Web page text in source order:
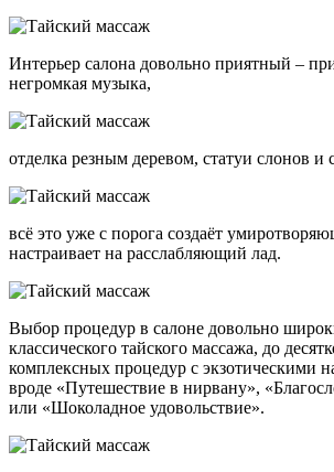
Интерьер салона довольно приятный –
негромкая музыка,
отделка резным деревом, статуи слонов и
всё это уже с порога создаёт
настраивает на расслабляющий лад.
Выбор процедур в салоне довольно
классического тайского массажа, до
комплексных процедур с экзотическими
вроде «Путешествие в нирвану»,
или «Шоколадное удовольствие».